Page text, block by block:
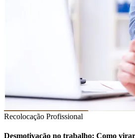
Recolocação Profissional
Desmotivação no trabalho: Como